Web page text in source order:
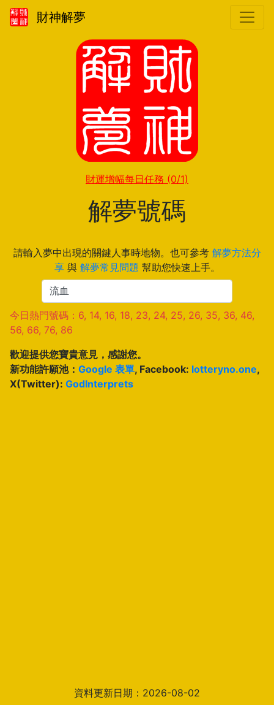
財神解夢
財運增幅每日任務 (0/1)
解夢號碼
請輸入夢中出現的關鍵人事時地物。也可參考 解夢方法分
享與 解夢常見問題 幫助您快速上手。
今日熱門號碼：6, 14, 16, 18, 23, 24, 25, 26, 35, 36, 46,
56, 66, 76, 86
歡迎提供您寶貴意見，感謝您。
新功能許願池： Google 表單, Facebook: lotteryno.one,
X(Twitter): GodInterprets
資料更新日期：2026-08-02